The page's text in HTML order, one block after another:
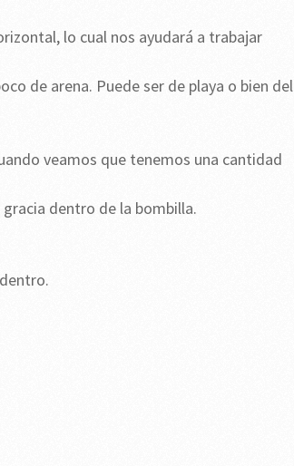
lo cual nos ayudará a trabajar
de arena. Puede ser de playa o bien del
veamos que tenemos una cantidad
dentro de la bombilla.